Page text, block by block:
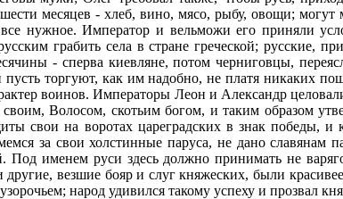
месяцев - хлеб, вино, мясо, рыбу, овощи; могут
все нужное. Император и вельможи его приняли
грабить села в стране греческой;
- сперва киевляне, потом черниговцы,
торгуют, как им надобно, не платя никаких
воинов. Императоры Леон и Александр
Волосом, скотьим богом, и таким образом
свои на воротах цареградских в знак победы,
за свои холстинные паруса, не дано
Под именем руси здесь должно принимать не
везшие бояр и слуг княжеских, были
народ удивился такому успеху и прозвал